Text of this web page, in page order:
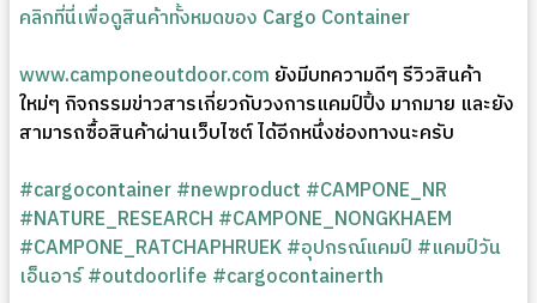
คลิกที่นี่เพื่อดูสินค้าทั้งหมดของ Cargo Container
www.camponeoutdoor.com ยังมีบทความดีๆ รีวิวสินค้า
ใหม่ๆ กิจกรรมข่าวสารเกี่ยวกับวงการแคมป์ปิ้ง มากมาย และยัง
สามารถซื้อสินค้าผ่านเว็บไซต์ ได้อีกหนึ่งช่องทางนะครับ
#cargocontainer#newproduct #CAMPONE_NR
#NATURE_RESEARCH #CAMPONE_NONGKHAEM
#CAMPONE_RATCHAPHRUEK#อุปกรณ์แคมป์ #แคมป์วัน
เอ็นอาร์#outdoorlife #cargocontainerth